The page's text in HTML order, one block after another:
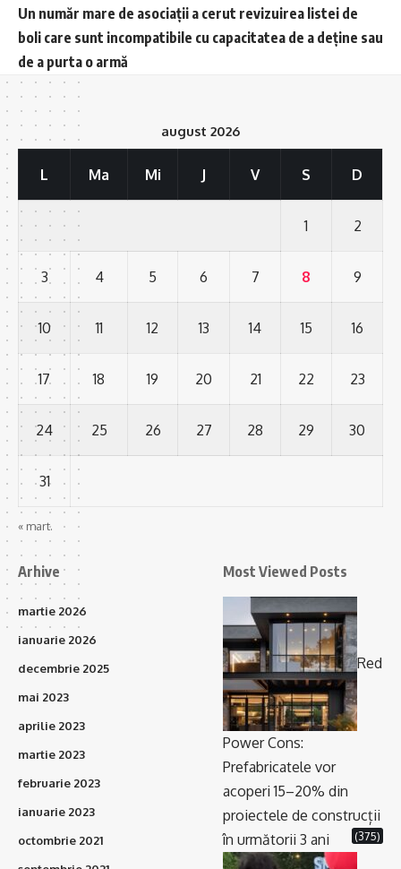
Un număr mare de asociații a cerut revizuirea listei de
boli care sunt incompatibile cu capacitatea de a deține sau
de a purta o armă
august 2026
L Ma Mi J V S D
1 2
3 4 5 6 7 8 9
10 11 12 13 14 15 16
17 18 19 20 21 22 23
24 25 26 27 28 29 30
31
« mart.
Arhive
martie 2026
ianuarie 2026
decembrie 2025
mai 2023
aprilie 2023
martie 2023
februarie 2023
ianuarie 2023
octombrie 2021
Most Viewed Posts
Red
Power Cons:
Prefabricatele vor
acoperi 15–20% din
proiectele de construcții
în următorii 3 ani
(375)